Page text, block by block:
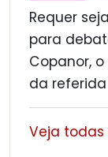
Requer
para
Copanor,
da
Veja todas